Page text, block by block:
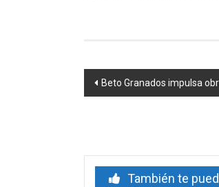
Navegación
Beto Granados impulsa
También te